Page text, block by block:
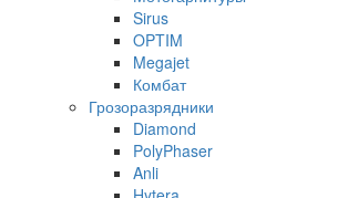
Sirus
OPTIM
Megajet
Комбат
Грозоразрядники
Diamond
PolyPhaser
Anli